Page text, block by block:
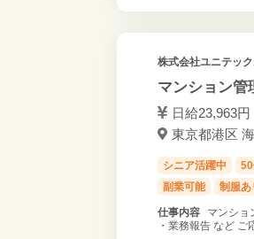
株式会社ユニテッ
マンション管
日給23,963円
東京都港区
シニア活躍中
副業可能
制服あ
仕事内容
マンショ
・業務報告 など ご